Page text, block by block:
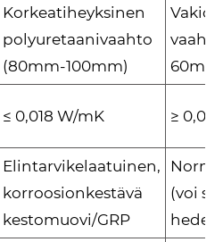
Korkeatiheyksinen
polyuretaanivaahto
(80mm-100mm)
≤ 0,018 W/mK ≥
Elintarvikelaatuinen,
korroosionkestävä
kestomuovi/GRP
(voi